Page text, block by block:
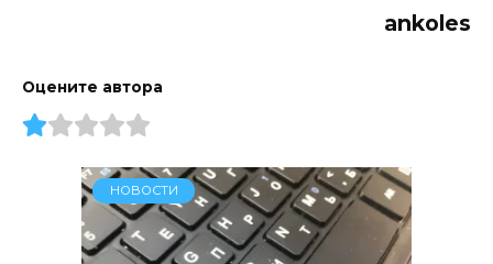
ankoles
Оцените автора
НОВОСТИ